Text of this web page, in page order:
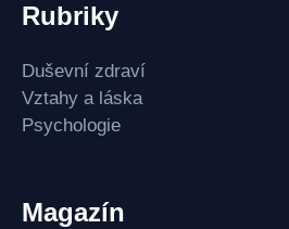
Rubriky
Duševní zdraví
Vztahy a láska
Psychologie
Magazín